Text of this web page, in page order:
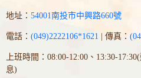
地址： 54001南投市中興路660號
電話： (049)2222106*1621 | 傳真：
上班時間：08:00-12:00、13:30-
息)